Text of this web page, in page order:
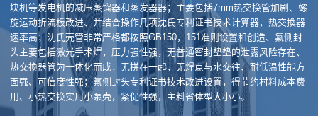
块机等发电机的减压蒸馏器和蒸发器器；主要包括7mm热交换管加剧、螺
旋运动折流板改进、并结合操作几项沈氏专利证书技术计算器，热交換器
速率高；沈氏壳管非常严格都按照GB150，151准则设置和创造、氟侧封
头主要包括激光手术焊，压力强性强，无普通密封垫垫的泄露风险存在、
热交換器管为一体化而成，无拼在一起，无焊点与水交往、耐低温性能方
面强、可信度性强；氟侧封头专利证书技术改进设置，得节约村料成本费
用、小热交换实用小泵壳，紧促性强，主料省体型大小小。